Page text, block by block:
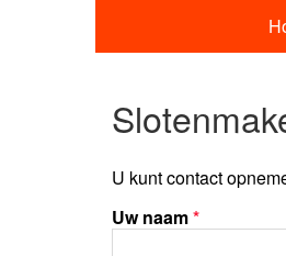
U kunt contact
Uw naam*